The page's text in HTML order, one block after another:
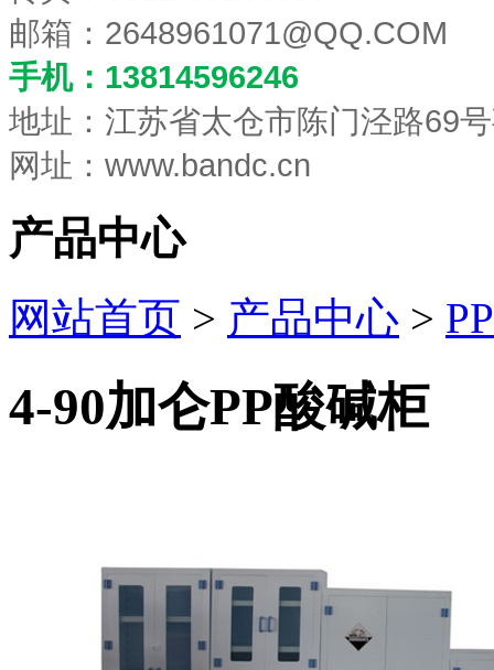
邮箱： 2648961071@QQ.COM
手机：13814596246
地址：江苏省太仓市陈门泾路69
网址：www.bandc.cn
产品中心
网站首页 > 产品中心 >
4-90加仑PP酸碱柜